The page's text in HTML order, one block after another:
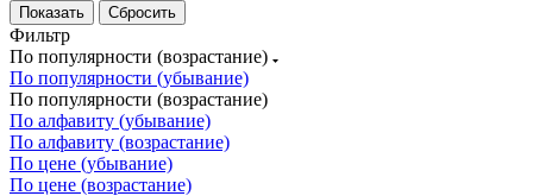
Сбросить
Фильтр
По популярности (возрастание)
По популярности (убывание)
По популярности (возрастание)
По алфавиту (убывание)
По алфавиту (возрастание)
По цене (убывание)
По цене (возрастание)